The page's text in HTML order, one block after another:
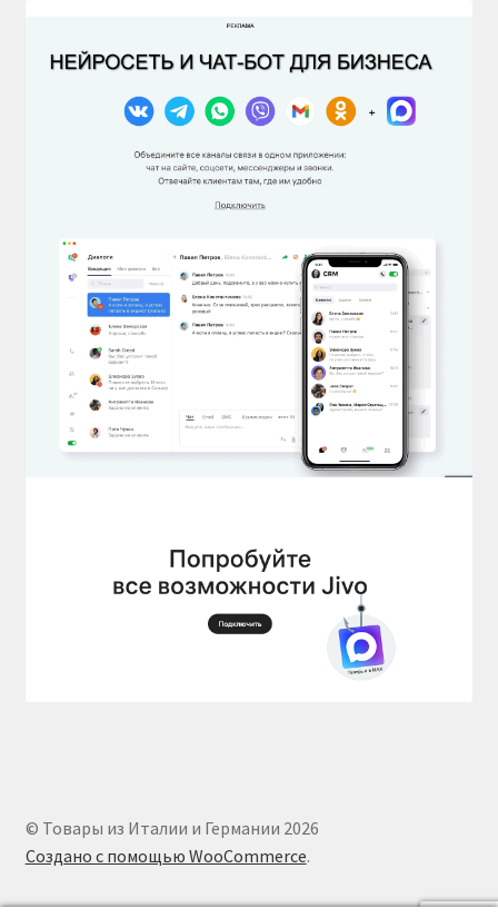
© Товары из Италии и Германии 2026
Создано с помощью WooCommerce.